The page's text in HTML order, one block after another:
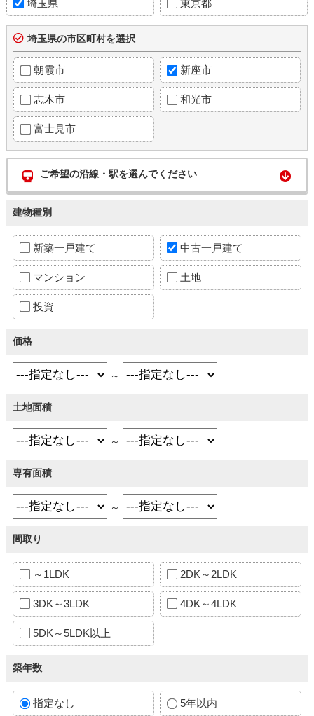
埼玉県 東京都
埼玉県の市区町村を選択
朝霞市 新座市
志木市 和光市
富士見市
ご希望の沿線・駅を選んでください
建物種別
新築一戸建て 中古一戸建て
マンション 土地
投資
価格
～
土地面積
～
専有面積
～
間取り
～1LDK 2DK～2LDK
3DK～3LDK 4DK～4LDK
5DK～5LDK以上
築年数
指定なし 5年以内